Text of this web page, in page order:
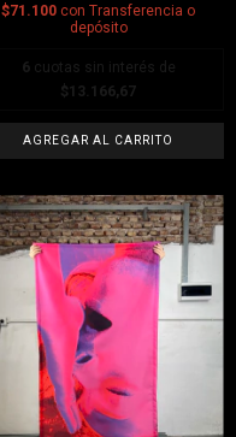
$71.100 con Transferencia o
depósito
6 cuotas sin interés de
$13.166,67